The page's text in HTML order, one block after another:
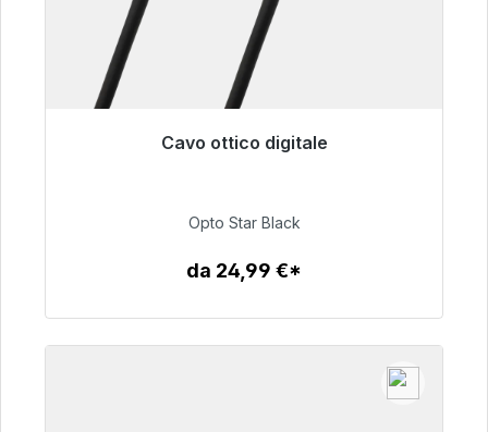
Cavo ottico digitale
Pronto per la spedizione immediata, tempo di
93,00 €
Opto Star Black
da 24,99 €*